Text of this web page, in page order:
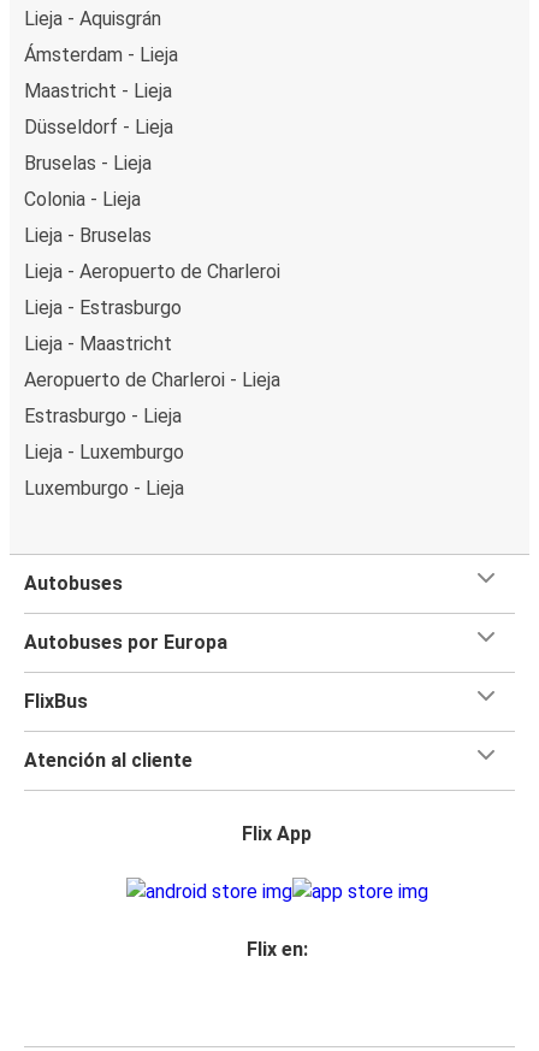
Lieja - Aquisgrán
Ámsterdam - Lieja
Maastricht - Lieja
Düsseldorf - Lieja
Bruselas - Lieja
Colonia - Lieja
Lieja - Bruselas
Lieja - Aeropuerto de Charleroi
Lieja - Estrasburgo
Lieja - Maastricht
Aeropuerto de Charleroi - Lieja
Estrasburgo - Lieja
Lieja - Luxemburgo
Luxemburgo - Lieja
Autobuses
Autobuses por Europa
FlixBus
Atención al cliente
Flix App
Flix en: